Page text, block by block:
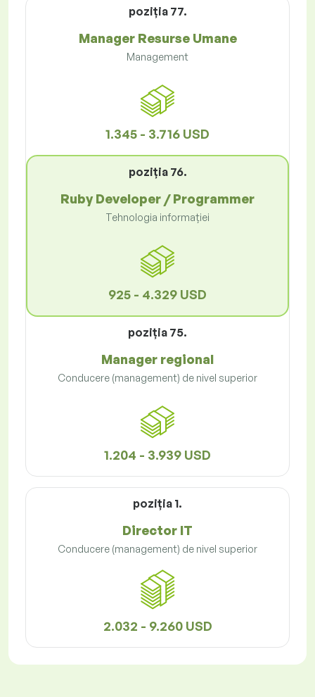
poziţia 77.
Manager Resurse Umane
Management
1.345 - 3.716 USD
poziţia 76.
Ruby Developer / Programmer
Tehnologia informației
925 - 4.329 USD
poziţia 75.
Manager regional
Conducere (management) de nivel superior
1.204 - 3.939 USD
poziţia 1.
Director IT
Conducere (management) de nivel superior
2.032 - 9.260 USD